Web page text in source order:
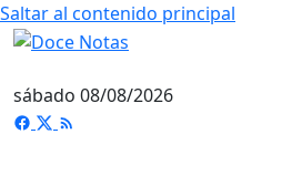
Saltar al contenido principal
sábado 08/08/2026